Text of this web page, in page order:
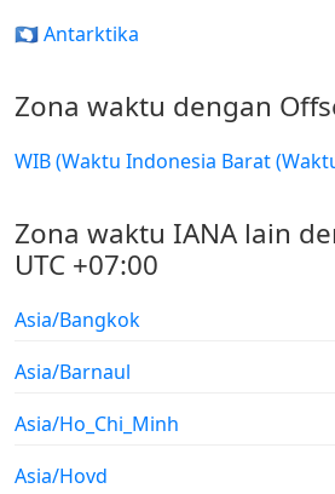
🇦🇶 Antarktika
Zona waktu dengan
WIB (Waktu Indonesia Barat
Zona waktu IANA lain
UTC +07:00
Asia/Bangkok
Asia/Barnaul
Asia/Ho_Chi_Minh
Asia/Hovd